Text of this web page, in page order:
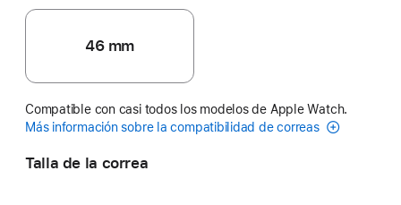
46 mm
Compatible con casi todos los modelos de Apple Watch.
Más información sobre la compatibilidad de correas
Talla de la correa